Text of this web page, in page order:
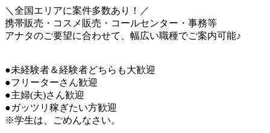
＼全国エリアに案件多数あり！／
携帯販売・コスメ販売・コールセンター・事務等
アナタのご要望に合わせて、幅広い職種でご案内可能♪
●未経験者＆経験者どちらも大歓迎
●フリーターさん歓迎
●主婦(夫)さん歓迎
●ガッツリ稼ぎたい方歓迎
※学生は、ごめんなさい。